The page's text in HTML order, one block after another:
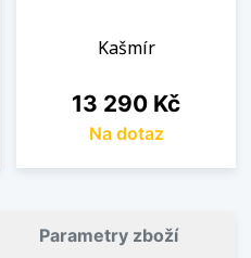
Kašmír
Cena
13 290 Kč
Na dotaz
Parametry zboží